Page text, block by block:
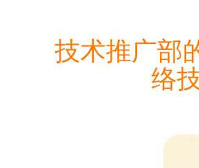
技术推广部
络